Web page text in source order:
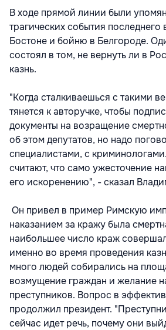
В ходе прямой линии были
трагических события последнего
Бостоне и бойню в Белгороде.
состоял в том, не вернуть ли в
казнь.
"Когда сталкиваешься с такими
тянется к авторучке, чтобы
документы на возращение
об этом депутатов, но надо
специалистами, с
считают, что само ужесточение
его искоренению", - сказал
Он привел в пример Римскую
наказанием за кражу была
наибольшее число краж
именно во время проведения
много людей собирались на
возмущение граждан и желание
преступников. Вопрос в
продолжил президент.
сейчас идет речь, почему они